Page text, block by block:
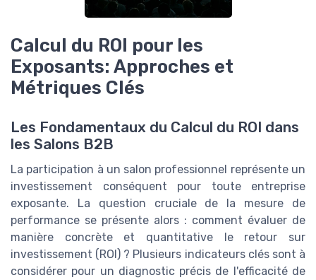
Calcul du ROI pour les
Exposants: Approches et
Métriques Clés
Les Fondamentaux du Calcul du ROI dans
les Salons B2B
La participation à un salon professionnel représente un
investissement conséquent pour toute entreprise
exposante. La question cruciale de la mesure de
performance se présente alors : comment évaluer de
manière concrète et quantitative le retour sur
investissement (ROI) ? Plusieurs indicateurs clés sont à
considérer pour un diagnostic précis de l'efficacité de